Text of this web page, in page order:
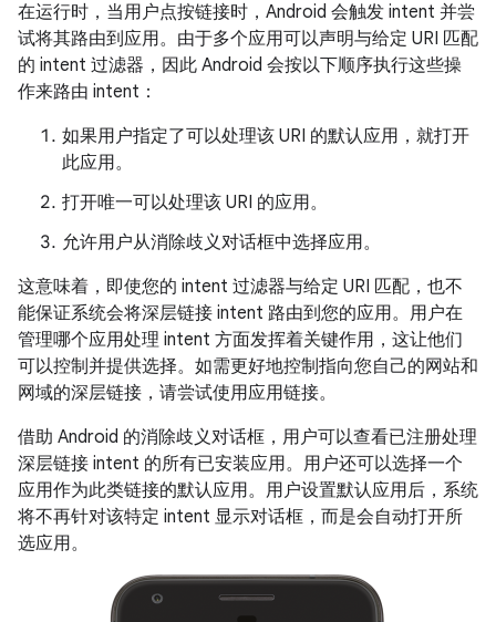
在运行时，当用户点按链接时，Android 会触发 intent 并尝
试将其路由到应用。由于多个应用可以声明与给定 URI 匹配
的 intent 过滤器，因此 Android 会按以下顺序执行这些操
作来路由 intent：
如果用户指定了可以处理该 URI 的默认应用，就打开
此应用。
打开唯一可以处理该 URI 的应用。
允许用户从消除歧义对话框中选择应用。
这意味着，即使您的 intent 过滤器与给定 URI 匹配，也不
能保证系统会将深层链接 intent 路由到您的应用。用户在
管理哪个应用处理 intent 方面发挥着关键作用，这让他们
可以控制并提供选择。如需更好地控制指向您自己的网站和
网域的深层链接，请尝试使用应用链接。
借助 Android 的消除歧义对话框，用户可以查看已注册处理
深层链接 intent 的所有已安装应用。用户还可以选择一个
应用作为此类链接的默认应用。用户设置默认应用后，系统
将不再针对该特定 intent 显示对话框，而是会自动打开所
选应用。